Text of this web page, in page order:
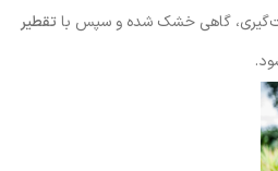
گاهی خشک شده و سپس با تقطیر